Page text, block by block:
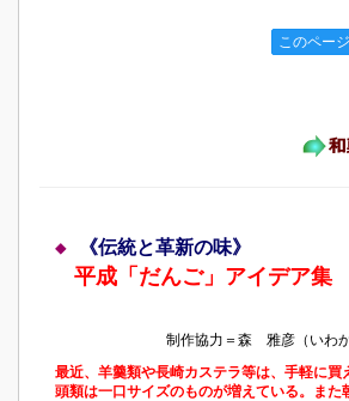
このペー
◆ 《伝統と革新の味》
平成「だんご」アイデア集
制作協力＝森 雅彦（いわ
最近、羊羹類や長崎カステラ等は、手軽に
頭類は一口サイズのものが増えている。ま